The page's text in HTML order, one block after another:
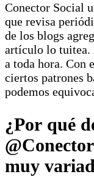
Conector Social
que revisa
de los blogs
artículo lo tuitea.
a toda hora. Con
ciertos patrones
podemos
¿Por qué
muy